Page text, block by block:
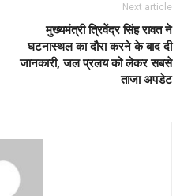
Next article
मुख्यमंत्री त्रिवेंद्र सिंह रावत ने
घटनास्थल का दौरा करने के बाद दी
जानकारी, जल प्रलय को लेकर सबसे
ताजा अपडेट